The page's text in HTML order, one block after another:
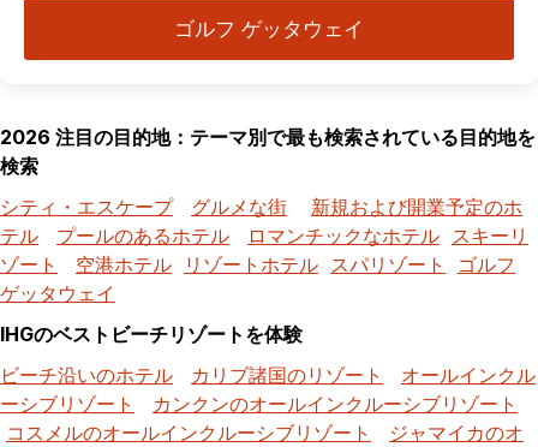
ゴルフ ゲッタウェイ
2026 注目の目的地：テーマ別で最も検索されている目的地を
検索
シティ・エスケープ
グルメな街
新規および開業予定のホ
テル
プールのあるホテル ロマンチックなホテル スキーリ
ゾート
空港ホテル リゾートホテル スパリゾート
ゴルフ
ゲッタウェイ
IHGのベストビーチリゾートを体験
ビーチ沿いのホテル
カリブ諸国のリゾート
オールインクル
ーシブリゾート
カンクンのオールインクルーシブリゾート
コスメルのオールインクルーシブリゾート
ジャマイカのオ